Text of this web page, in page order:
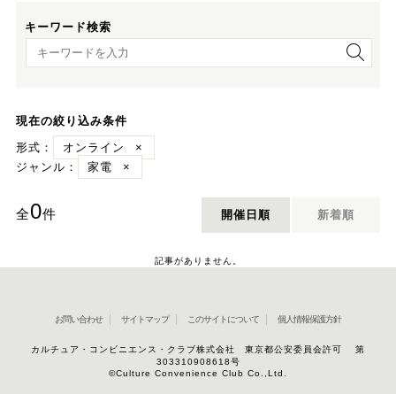
キーワード検索
キーワード検索
現在の絞り込み条件
形式：
オンライン
×
ジャンル：
家電 ×
全0件 開催日順 新着順
記事がありません。
お問い合わせ サイトマップ このサイトについて 個人情報保護方針
カルチュア・コンビニエンス・クラブ株式会社 東京都公安委員会許可 第
303310908618号
©Culture Convenience Club Co.,Ltd.